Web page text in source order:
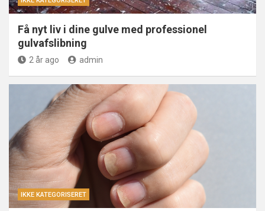
Få nyt liv i dine gulve med professionel
gulvafslibning
2 år ago admin
IKKE KATEGORISERET